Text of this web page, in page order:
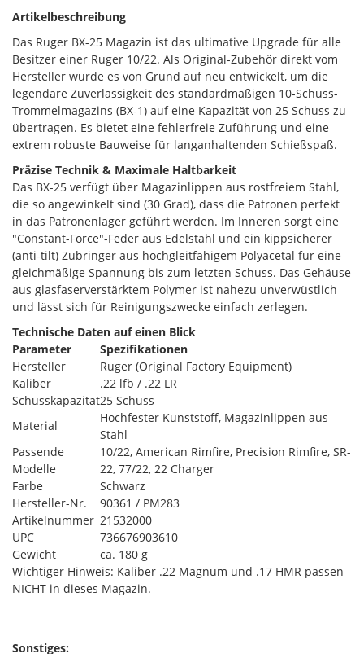
Artikelbeschreibung
Das Ruger BX-25 Magazin ist das ultimative Upgrade für alle
Besitzer einer Ruger 10/22. Als Original-Zubehör direkt vom
Hersteller wurde es von Grund auf neu entwickelt, um die
legendäre Zuverlässigkeit des standardmäßigen 10-Schuss-
Trommelmagazins (BX-1) auf eine Kapazität von 25 Schuss zu
übertragen. Es bietet eine fehlerfreie Zuführung und eine
extrem robuste Bauweise für langanhaltenden Schießspaß.
Präzise Technik & Maximale Haltbarkeit
Das BX-25 verfügt über Magazinlippen aus rostfreiem Stahl,
die so angewinkelt sind (30 Grad), dass die Patronen perfekt
in das Patronenlager geführt werden. Im Inneren sorgt eine
"Constant-Force"-Feder aus Edelstahl und ein kippsicherer
(anti-tilt) Zubringer aus hochgleitfähigem Polyacetal für eine
gleichmäßige Spannung bis zum letzten Schuss. Das Gehäuse
aus glasfaserverstärktem Polymer ist nahezu unverwüstlich
und lässt sich für Reinigungszwecke einfach zerlegen.
Technische Daten auf einen Blick
Parameter
Spezifikationen
Hersteller
Ruger (Original Factory Equipment)
Kaliber
.22 lfb / .22 LR
Schusskapazität25 Schuss
Material
Hochfester Kunststoff, Magazinlippen aus
Stahl
Passende
Modelle
10/22, American Rimfire, Precision Rimfire, SR-
22, 77/22, 22 Charger
Farbe
Schwarz
Hersteller-Nr.
90361 / PM283
Artikelnummer 21532000
UPC
736676903610
Gewicht
ca. 180 g
Wichtiger Hinweis: Kaliber .22 Magnum und .17 HMR passen
NICHT in dieses Magazin.
Sonstiges: